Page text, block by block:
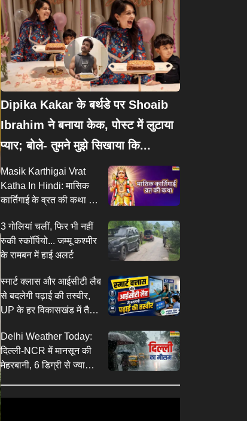
Dipika Kakar के बर्थडे पर Shoaib
Ibrahim ने बनाया केक, पोस्ट में लुटाया
प्यार; बोले- तुमने मुझे सिखाया कि...
Masik Karthigai Vrat
Katha In Hindi: मासिक
कार्तिगाई के व्रत की कथा क्या
में, कार्तिकेय जी के व्रत से
जुड़ी कहानी
3 गोलियां चलीं, फिर भी नहीं
रुकी स्कॉर्पियो... जम्मू कश्मीर
के रामबन में हाई अलर्ट
स्मार्ट क्लास और आईसीटी लैब
से बदलेगी पढ़ाई की तस्वीर,
UP के हर विकासखंड में तैयार
Delhi Weather Today:
दिल्ली-NCR में मानसून की
मेहरबानी, 6 डिग्री से ज्यादा